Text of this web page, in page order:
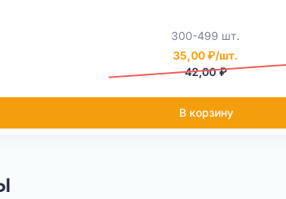
300-499 шт.
35,00 ₽/шт.
42,00 ₽
В корзину